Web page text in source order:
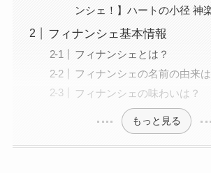
ンシェ！】ハートの小径 神
フィナンシェ基本情報
フィナンシェとは？
フィナンシェの名前の由来は
フィナンシェの味わいは？
もっと見る